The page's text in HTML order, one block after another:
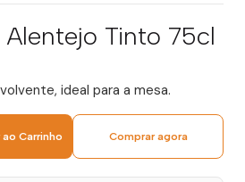
Tinto 75cl
ideal para a mesa.
Carrinho Comprar agora